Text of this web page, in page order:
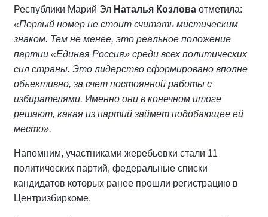
Республики Марий Эл Наталья Козлова отметила:
«Первый номер не стоит считать мистическим
знаком. Тем не менее, это реальное положение
партии «Единая Россия» среди всех политических
сил страны. Это лидерство сформировано вполне
объективно, за счет постоянной работы с
избирателями. Именно они в конечном итоге
решают, какая из партий займет подобающее ей
место».
Напомним, участниками жеребьевки стали 11
политических партий, федеральные списки
кандидатов которых ранее прошли регистрацию в
Центризбиркоме.